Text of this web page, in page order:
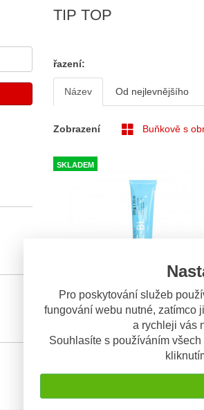
Pro poskytování služeb
fungování webu nutné, zatímco
a rychleji vás
Souhlasíte s používáním
TIP TOP
řazení:
Název Od nejlevnějšího
Zobrazení Buňkově s
SKLADEM
TIP TOP 515 9334 cement
BL 30g tuba, Lepidlo pro
Lepidlo pro opravu pneu.